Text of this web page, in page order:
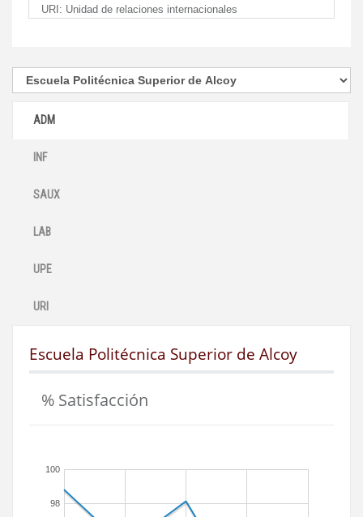
URI: Unidad de relaciones internacionales
ADM
INF
SAUX
LAB
UPE
URI
Escuela Politécnica Superior de Alcoy
% Satisfacción
98
100